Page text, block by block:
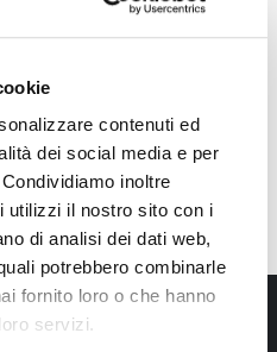
contenuti ed
dei social media e per
inoltre
utilizzi il nostro sito con i
di analisi dei dati web,
potrebbero combinarle
fornito loro o che hanno
servizi.
9,90 €
Speedup